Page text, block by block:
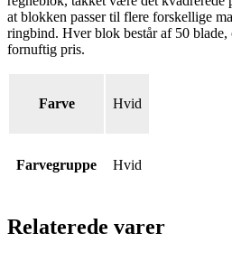
at blokken passer til flere forskellige
ringbind. Hver blok består af 50
fornuftig pris.
Farve Hvid
Farvegruppe Hvid
Relaterede varer